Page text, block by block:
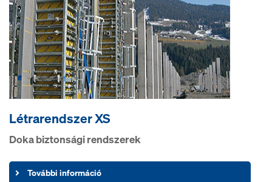
Létrarendszer XS
Doka biztonsági rendszerek
További információ